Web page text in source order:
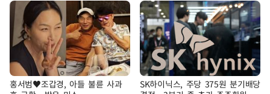
홍서범♥조갑경, 아들 불륜 사과
SK하이닉스, 주당 375원 분기배당